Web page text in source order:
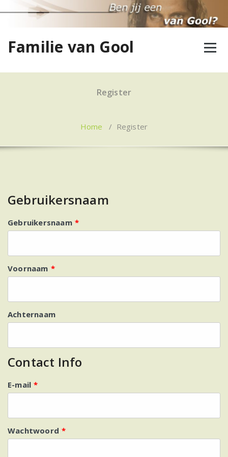
naar
Familie van Gool
Register
Home / Register
Gebruikersnaam
Gebruikersnaam *
Voornaam *
Achternaam
Contact Info
E-mail *
Wachtwoord *